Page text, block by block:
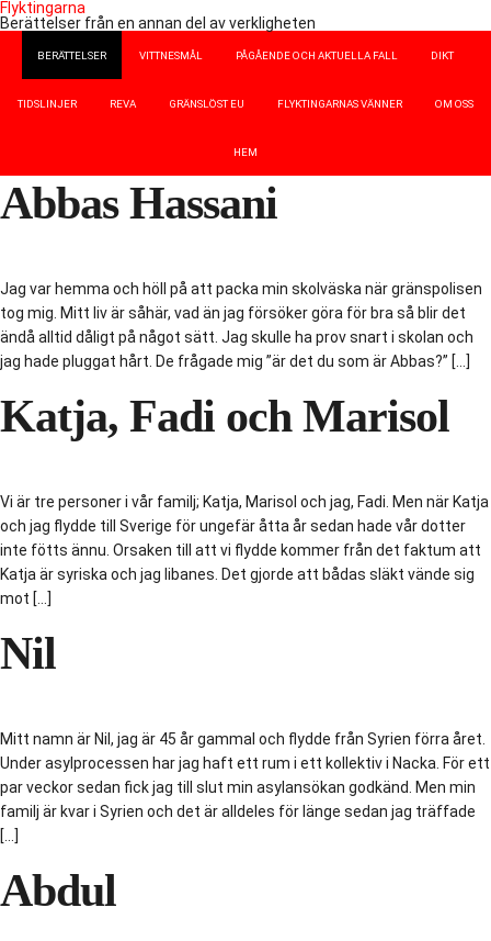
Flyktingarna
Berättelser från en annan del av verkligheten
BERÄTTELSER VITTNESMÅL PÅGÅENDE OCH AKTUELLA FALL DIKT
TIDSLINJER REVA GRÄNSLÖST EU FLYKTINGARNAS VÄNNER OM OSS
HEM
Abbas Hassani
Jag var hemma och höll på att packa min skolväska när gränspolisen
tog mig. Mitt liv är såhär, vad än jag försöker göra för bra så blir det
ändå alltid dåligt på något sätt. Jag skulle ha prov snart i skolan och
jag hade pluggat hårt. De frågade mig ”är det du som är Abbas?” […]
Katja, Fadi och Marisol
Vi är tre personer i vår familj; Katja, Marisol och jag, Fadi. Men när Katja
och jag flydde till Sverige för ungefär åtta år sedan hade vår dotter
inte fötts ännu. Orsaken till att vi flydde kommer från det faktum att
Katja är syriska och jag libanes. Det gjorde att bådas släkt vände sig
mot […]
Nil
Mitt namn är Nil, jag är 45 år gammal och flydde från Syrien förra året.
Under asylprocessen har jag haft ett rum i ett kollektiv i Nacka. För ett
par veckor sedan fick jag till slut min asylansökan godkänd. Men min
familj är kvar i Syrien och det är alldeles för länge sedan jag träffade
[…]
Abdul